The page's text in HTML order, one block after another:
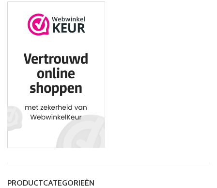
PRODUCTCATEGORIEËN